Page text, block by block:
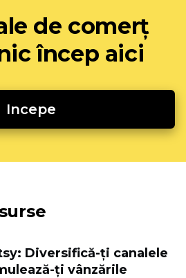
de comerț
încep aici
Incepe
Diversifică-ți canalele
ți vânzările